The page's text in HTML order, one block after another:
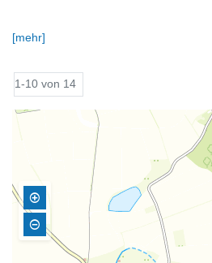
[mehr]
1-10 von 14